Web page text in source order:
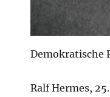
Demokratische
Ralf Hermes,